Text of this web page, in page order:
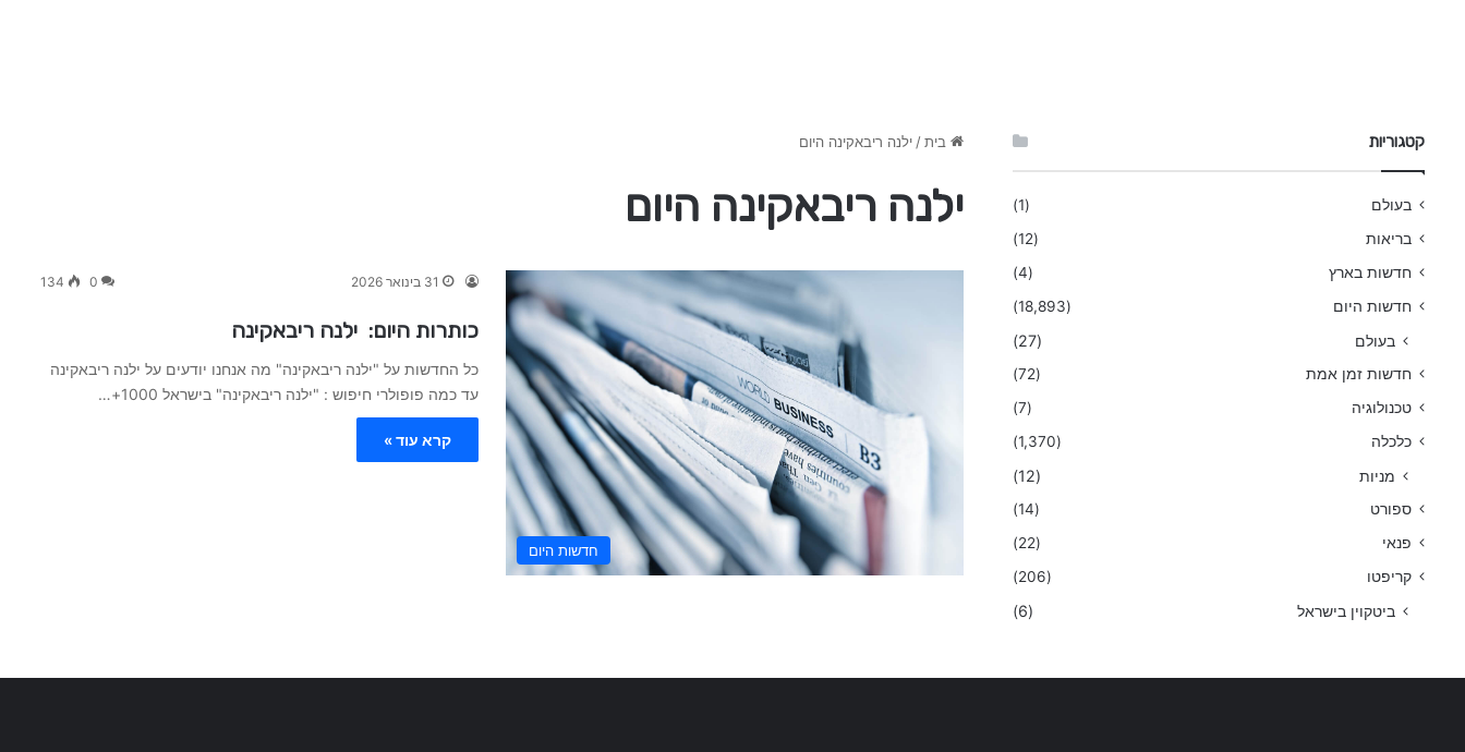
בית / ילנה ריבאקינה היום
ילנה ריבאקינה היום
חדשות היום
31 בינואר 2026 0
134
כותרות היום: ילנה ריבאקינה
כל החדשות על "ילנה ריבאקינה" מה אנחנו יודעים על ילנה ריבאקינה
עד כמה פופולרי חיפוש : "ילנה ריבאקינה" בישראל 1000+…
קרא עוד »
קטגוריות
בעולם
(1)
בריאות
(12)
חדשות בארץ
(4)
חדשות היום
(18,893)
בעולם (27)
חדשות זמן אמת
(72)
טכנולוגיה
(7)
כלכלה
(1,370)
מניות (12)
ספורט
(14)
פנאי
(22)
קריפטו
(206)
ביטקוין בישראל (6)